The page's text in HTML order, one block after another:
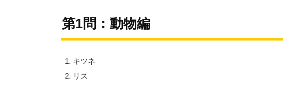
第1問：動物編
キツネ
リス